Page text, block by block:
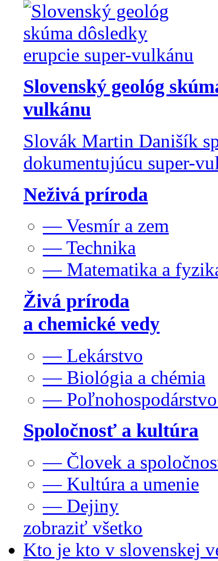
Slovenský geológ
vulkánu
Slovák Martin Danišík
dokumentujúcu super-
Neživá príroda
— Vesmír a zem
— Technika
— Matematika a
Živá príroda
a chemické vedy
— Lekárstvo
— Biológia a chémia
—
Spoločnosť a kultúra
— Človek a
— Kultúra a umenie
— Dejiny
zobraziť všetko
Kto je kto v slovenskej